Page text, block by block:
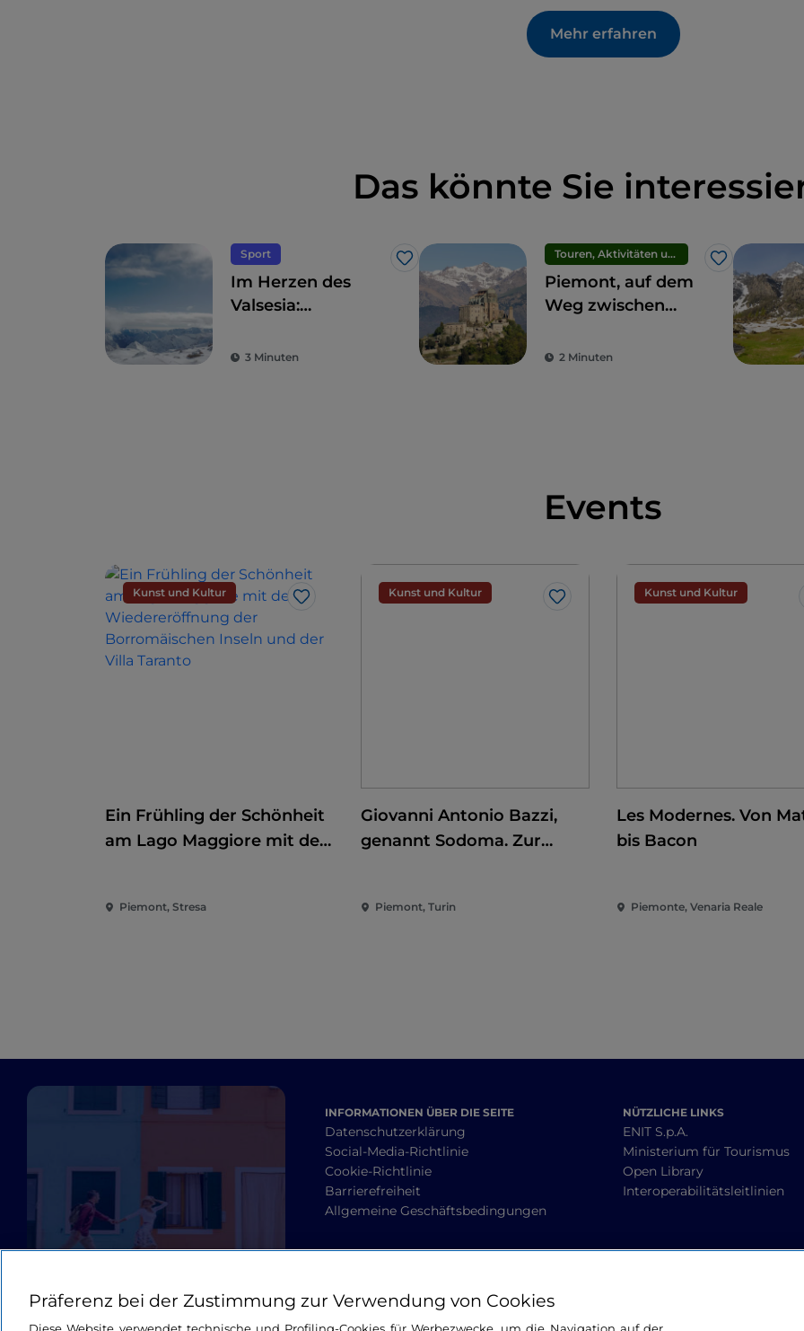
Mehr erfahren
Das könnte Sie
Sport
Like
Im Herzen des
Valsesia:
Alagna
3 Minuten
Touren, Aktivitäten und Erlebnisse
Like
Piemont, auf dem
Weg zwischen
Natur
2 Minuten
Events
Kunst und Kultur
Like
Ein Frühling der Schönheit
am Lago Maggiore mit der
der Villa Taranto
Piemont, Stresa
Kunst und Kultur
Like
Giovanni Antonio Bazzi,
genannt Sodoma. Zur
Piemont, Turin
Kunst und Kultur
Les Modernes. Von
bis Bacon
Piemonte, Venaria Reale
INFORMATIONEN ÜBER DIE SEITE
Datenschutzerklärung
Social-Media-Richtlinie
Cookie-Richtlinie
Barrierefreiheit
Allgemeine Geschäftsbedingungen
NÜTZLICHE LINKS
ENIT S.p.A.
Ministerium für Tourismus
Open Library
Interoperabilitätsleitlinien
Präferenz bei der Zustimmung zur Verwendung von Cookies